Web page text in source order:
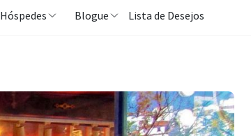
Hóspedes Blogue Lista de Desejos